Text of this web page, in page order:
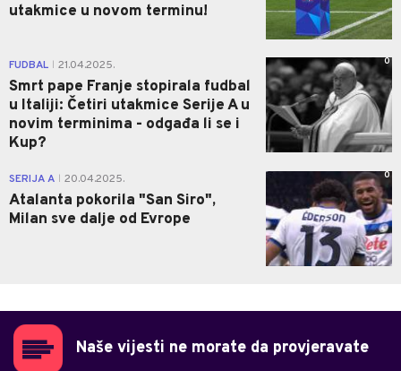
utakmice u novom terminu!
FUDBAL 21.04.2025.
Smrt pape Franje stopirala fudbal
u Italiji: Četiri utakmice Serije A u
novim terminima - odgađa li se i
Kup?
0
SERIJA A 20.04.2025.
Atalanta pokorila "San Siro",
Milan sve dalje od Evrope
0
Naše vijesti ne morate da provjeravate